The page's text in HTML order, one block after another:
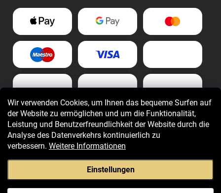
Wir verwenden Cookies, um Ihnen das bequeme Surfen auf
der Website zu ermöglichen und um die Funktionalität,
Leistung und Benutzerfreundlichkeit der Website durch die
Analyse des Datenverkehrs kontinuierlich zu
verbessern. Weitere Informationen
Einstellungen